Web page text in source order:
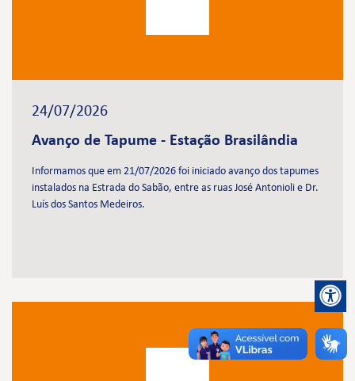
24/07/2026
Avanço de Tapume - Estação Brasilândia
Informamos que em 21/07/2026 foi iniciado avanço dos tapumes
instalados na Estrada do Sabão, entre as ruas José Antonioli e Dr.
Luís dos Santos Medeiros.